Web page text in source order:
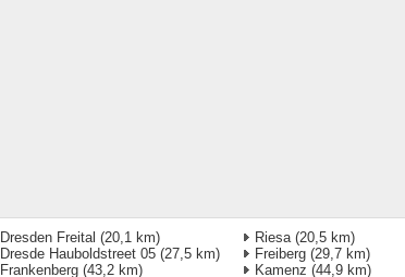
Dresden Freital (20,1 km) Riesa (20,5 km)
Dresde Hauboldstreet 05 (27,5 km) Freiberg (29,7 km)
Frankenberg (43,2 km) Kamenz (44,9 km)